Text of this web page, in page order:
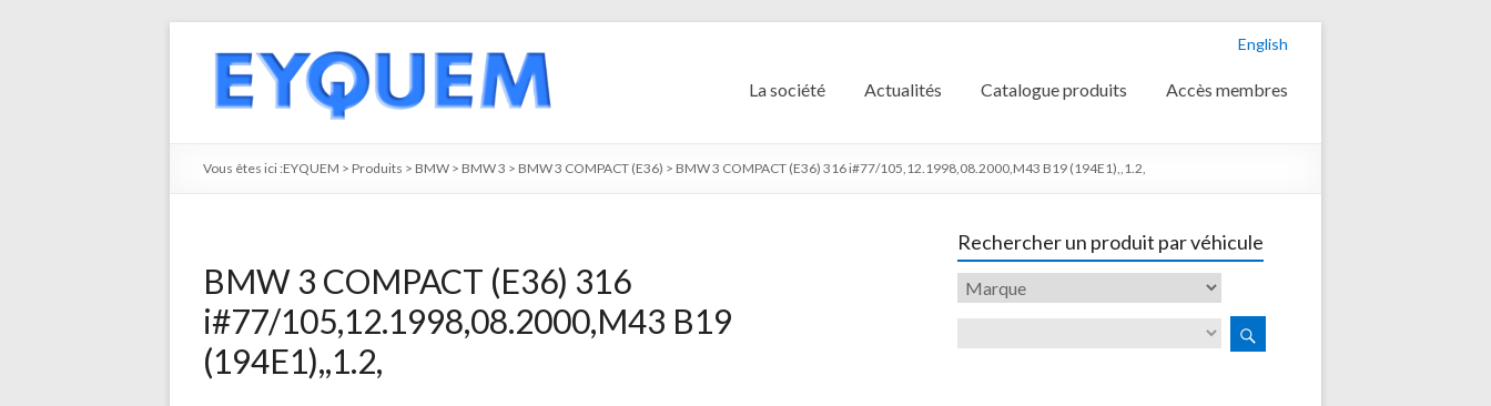
English
La société Actualités Catalogue produits Accès membres
Vous êtes ici :EYQUEM > Produits > BMW > BMW 3 > BMW 3 COMPACT (E36) > BMW 3 COMPACT (E36) 316 i#77/105,12.1998,08.2000,M43 B19 (194E1),,1.2,
BMW 3 COMPACT (E36) 316
i#77/105,12.1998,08.2000,M43 B19
(194E1),,1.2,
Rechercher un produit par véhicule